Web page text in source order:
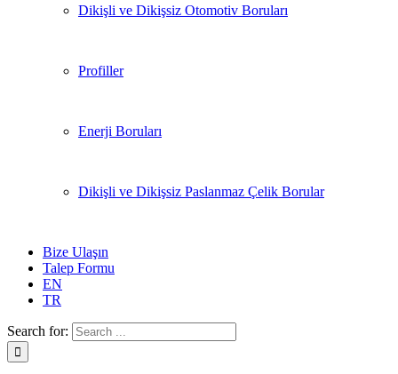
Dikişli ve Dikişsiz Otomotiv Boruları
Profiller
Enerji Boruları
Dikişli ve Dikişsiz Paslanmaz Çelik Borular
Bize Ulaşın
Talep Formu
EN
TR
Search for: